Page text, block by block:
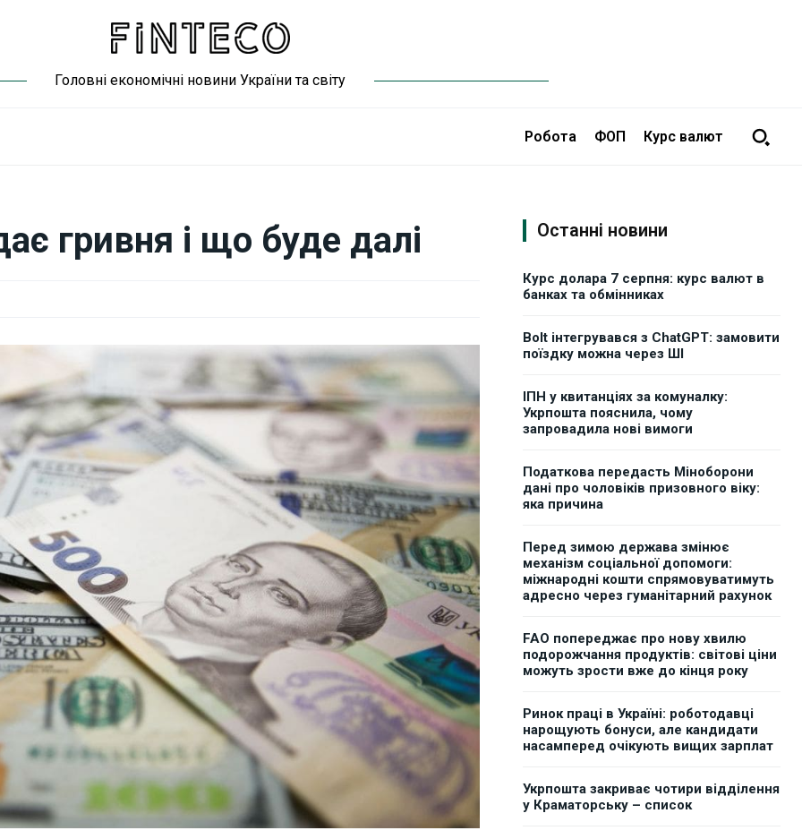
Головні економічні новини України та світу
Робота ФОП Курс валют
гривня і що буде далі Останні новини
Курс долара 7 серпня: курс валют в
банках та обмінниках
Bolt інтегрувався з ChatGPT: замовити
поїздку можна через ШІ
ІПН у квитанціях за комуналку:
Укрпошта пояснила, чому
запровадила нові вимоги
Податкова передасть Міноборони
дані про чоловіків призовного віку:
яка причина
Перед зимою держава змінює
механізм соціальної допомоги:
міжнародні кошти спрямовуватимуть
адресно через гуманітарний рахунок
FAO попереджає про нову хвилю
подорожчання продуктів: світові ціни
можуть зрости вже до кінця року
Ринок праці в Україні: роботодавці
нарощують бонуси, але кандидати
насамперед очікують вищих зарплат
Укрпошта закриває чотири відділення
у Краматорську – список